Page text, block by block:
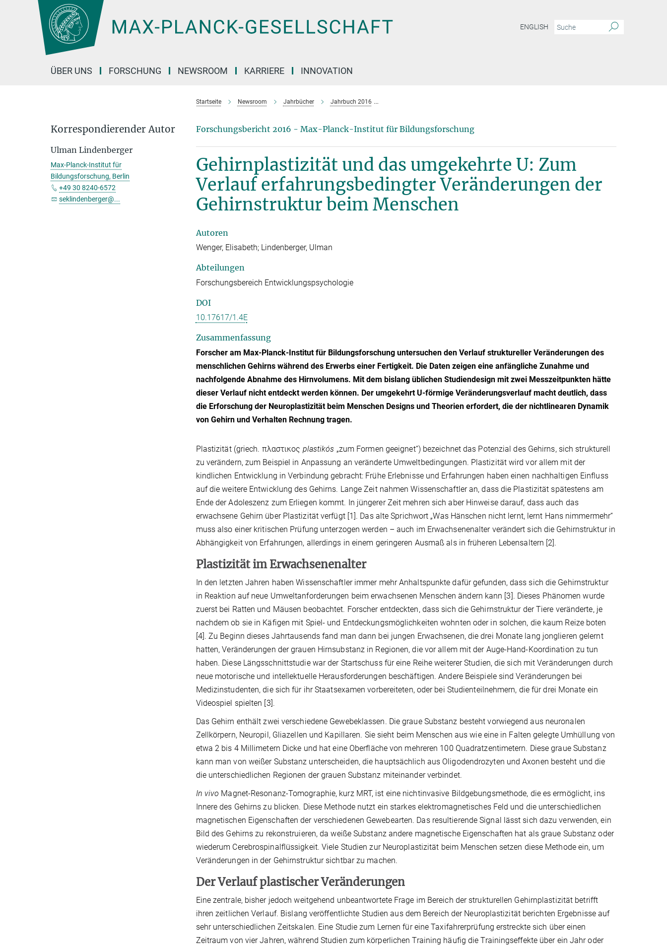
Hauptinhalt
ENGLISH
ÜBER UNS FORSCHUNG NEWSROOM KARRIERE INNOVATION
Startseite Newsroom Jahrbücher Jahrbuch 2016
Forschungsbericht 2016 - Max-Planck-Institut für Bildungsforschung
Gehirnplastizität und das umgekehrte U: Zum
Verlauf erfahrungsbedingter Veränderungen der
Gehirnstruktur beim Menschen
Autoren
Wenger, Elisabeth; Lindenberger, Ulman
Abteilungen
Forschungsbereich Entwicklungspsychologie
DOI
10.17617/1.4E
Zusammenfassung
Forscher am Max-Planck-Institut für Bildungsforschung untersuchen den Verlauf struktureller Veränderungen des
menschlichen Gehirns während des Erwerbs einer Fertigkeit. Die Daten zeigen eine anfängliche Zunahme und
nachfolgende Abnahme des Hirnvolumens. Mit dem bislang üblichen Studiendesign mit zwei Messzeitpunkten hätte
dieser Verlauf nicht entdeckt werden können. Der umgekehrt U-förmige Veränderungsverlauf macht deutlich, dass
die Erforschung der Neuroplastizität beim Menschen Designs und Theorien erfordert, die der nichtlinearen Dynamik
von Gehirn und Verhalten Rechnung tragen.
Plastizität (griech. πλαστικος plastikós „zum Formen geeignet“) bezeichnet das Potenzial des Gehirns, sich strukturell
zu verändern, zum Beispiel in Anpassung an veränderte Umweltbedingungen. Plastizität wird vor allem mit der
kindlichen Entwicklung in Verbindung gebracht: Frühe Erlebnisse und Erfahrungen haben einen nachhaltigen Einfluss
auf die weitere Entwicklung des Gehirns. Lange Zeit nahmen Wissenschaftler an, dass die Plastizität spätestens am
Ende der Adoleszenz zum Erliegen kommt. In jüngerer Zeit mehren sich aber Hinweise darauf, dass auch das
erwachsene Gehirn über Plastizität verfügt [1]. Das alte Sprichwort „Was Hänschen nicht lernt, lernt Hans nimmermehr“
muss also einer kritischen Prüfung unterzogen werden – auch im Erwachsenenalter verändert sich die Gehirnstruktur in
Abhängigkeit von Erfahrungen, allerdings in einem geringeren Ausmaß als in früheren Lebensaltern [2].
Plastizität im Erwachsenenalter
In den letzten Jahren haben Wissenschaftler immer mehr Anhaltspunkte dafür gefunden, dass sich die Gehirnstruktur
in Reaktion auf neue Umweltanforderungen beim erwachsenen Menschen ändern kann [3]. Dieses Phänomen wurde
zuerst bei Ratten und Mäusen beobachtet. Forscher entdeckten, dass sich die Gehirnstruktur der Tiere veränderte, je
nachdem ob sie in Käfigen mit Spiel- und Entdeckungsmöglichkeiten wohnten oder in solchen, die kaum Reize boten
[4]. Zu Beginn dieses Jahrtausends fand man dann bei jungen Erwachsenen, die drei Monate lang jonglieren gelernt
hatten, Veränderungen der grauen Hirnsubstanz in Regionen, die vor allem mit der Auge-Hand-Koordination zu tun
haben. Diese Längsschnittstudie war der Startschuss für eine Reihe weiterer Studien, die sich mit Veränderungen durch
neue motorische und intellektuelle Herausforderungen beschäftigen. Andere Beispiele sind Veränderungen bei
Medizinstudenten, die sich für ihr Staatsexamen vorbereiteten, oder bei Studienteilnehmern, die für drei Monate ein
Videospiel spielten [3].
Das Gehirn enthält zwei verschiedene Gewebeklassen. Die graue Substanz besteht vorwiegend aus neuronalen
Zellkörpern, Neuropil, Gliazellen und Kapillaren. Sie sieht beim Menschen aus wie eine in Falten gelegte Umhüllung von
etwa 2 bis 4 Millimetern Dicke und hat eine Oberfläche von mehreren 100 Quadratzentimetern. Diese graue Substanz
kann man von weißer Substanz unterscheiden, die hauptsächlich aus Oligodendrozyten und Axonen besteht und die
die unterschiedlichen Regionen der grauen Substanz miteinander verbindet.
In vivo Magnet-Resonanz-Tomographie, kurz MRT, ist eine nichtinvasive Bildgebungsmethode, die es ermöglicht, ins
Innere des Gehirns zu blicken. Diese Methode nutzt ein starkes elektromagnetisches Feld und die unterschiedlichen
magnetischen Eigenschaften der verschiedenen Gewebearten. Das resultierende Signal lässt sich dazu verwenden, ein
Bild des Gehirns zu rekonstruieren, da weiße Substanz andere magnetische Eigenschaften hat als graue Substanz oder
wiederum Cerebrospinalflüssigkeit. Viele Studien zur Neuroplastizität beim Menschen setzen diese Methode ein, um
Veränderungen in der Gehirnstruktur sichtbar zu machen.
Der Verlauf plastischer Veränderungen
Eine zentrale, bisher jedoch weitgehend unbeantwortete Frage im Bereich der strukturellen Gehirnplastizität betrifft
ihren zeitlichen Verlauf. Bislang veröffentlichte Studien aus dem Bereich der Neuroplastizität berichten Ergebnisse auf
sehr unterschiedlichen Zeitskalen. Eine Studie zum Lernen für eine Taxifahrerprüfung erstreckte sich über einen
Zeitraum von vier Jahren, während Studien zum körperlichen Training häufig die Trainingseffekte über ein Jahr oder
Korrespondierender Autor
Ulman Lindenberger
Max-Planck-Institut für
Bildungsforschung, Berlin
+49 30 8240-6572
seklindenberger@...